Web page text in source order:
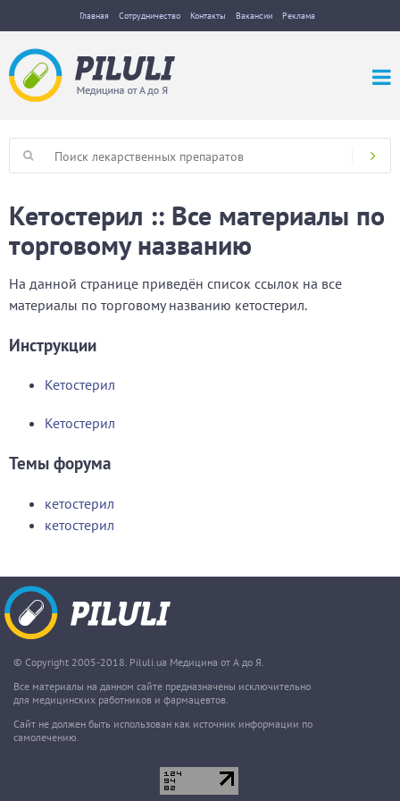
Главная Сотрудничество Контакты Вакансии Реклама
Кетостерил :: Все материалы по
торговому названию
На данной странице приведён список ссылок на все
материалы по торговому названию кетостерил.
Инструкции
Кетостерил
Кетостерил
Темы форума
кетостерил
кетостерил
© Copyright 2005-2018. Piluli.ua Медицина от А до Я.
Все материалы на данном сайте предназначены исключительно
для медицинских работников и фармацевтов.
Сайт не должен быть использован как источник информации по
самолечению.